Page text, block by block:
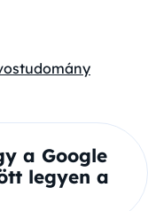
a Google
legyen a